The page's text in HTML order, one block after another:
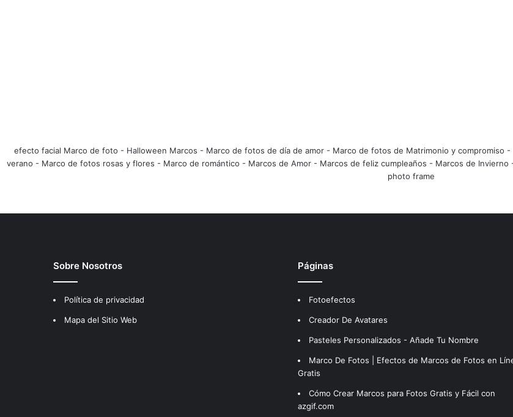
efecto facial Marco de foto - Halloween Marcos - Marco de fotos de día de amor - Marco de fotos de Matrimonio y compromiso -
verano - Marco de fotos rosas y flores - Marco de romántico - Marcos de Amor- Marcos de feliz cumpleaños - Marcos de Invierno
photo frame
Sobre Nosotros
Política de privacidad
Mapa del Sitio Web
Páginas
Fotoefectos
Creador De Avatares
Pasteles Personalizados - Añade Tu Nombre
Marco De Fotos | Efectos de Marcos de Fotos en
Gratis
Cómo Crear Marcos para Fotos Gratis y Fácil con
azgif.com